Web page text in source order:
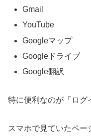
Gmail
YouTube
Googleマップ
Googleドライブ
Google翻訳
特に便利なのが「ログ
スマホで見ていたペー